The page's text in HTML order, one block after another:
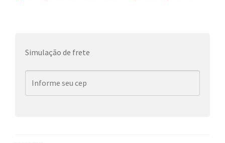
Simulação de frete